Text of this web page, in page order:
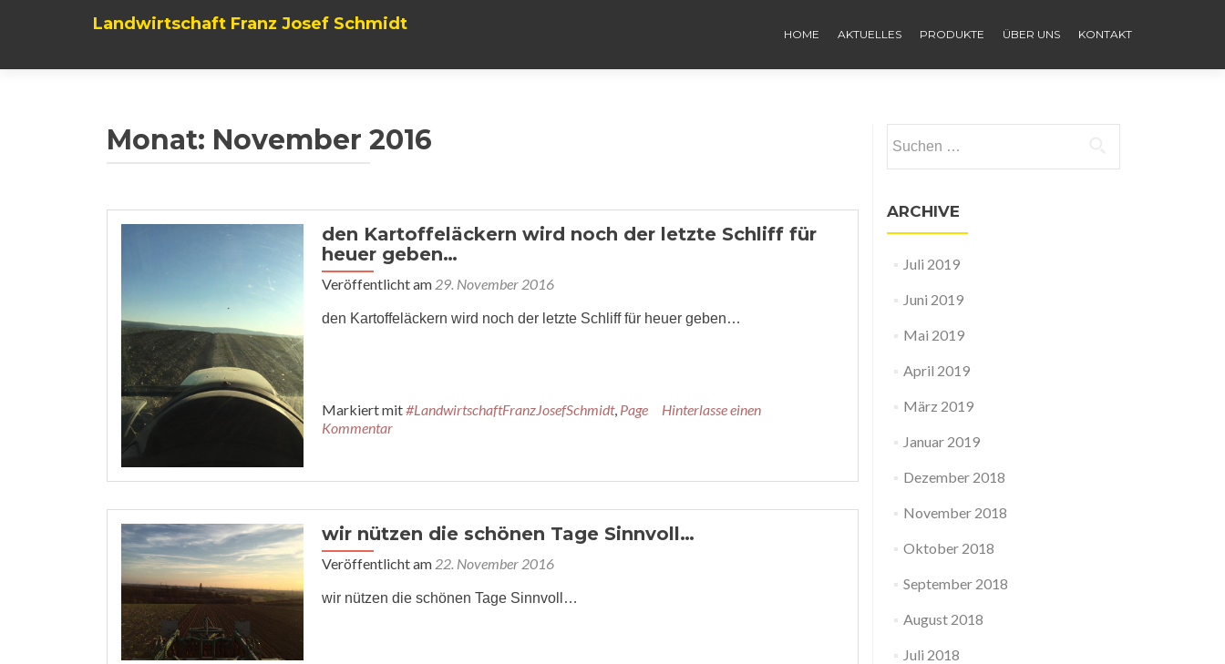
Landwirtschaft Franz Josef Schmidt
HOME AKTUELLES PRODUKTE ÜBER UNS KONTAKT
Monat: November 2016
den Kartoffeläckern wird noch der letzte Schliff für
heuer geben…
Veröffentlicht am 29. November 2016
den Kartoffeläckern wird noch der letzte Schliff für heuer geben…
Markiert mit#LandwirtschaftFranzJosefSchmidt, Page
Hinterlasse einen
Kommentar
wir nützen die schönen Tage Sinnvoll…
Veröffentlicht am 22. November 2016
wir nützen die schönen Tage Sinnvoll…
ARCHIVE
Juli 2019
Juni 2019
Mai 2019
April 2019
März 2019
Januar 2019
Dezember 2018
November 2018
Oktober 2018
September 2018
August 2018
Juli 2018